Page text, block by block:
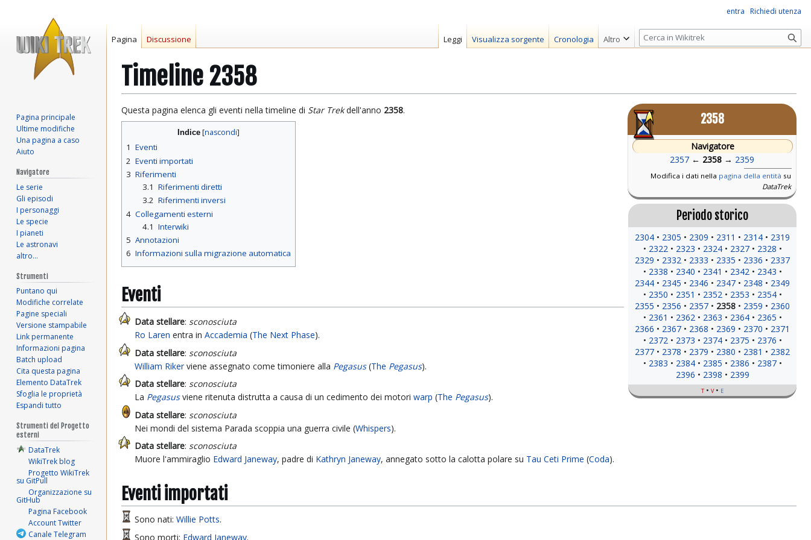
Timeline 2358
Vai
alla
Vai
alla
2358
Navigatore
2357 ← 2358 → 2359
Modifica i dati nella pagina della entità su
DataTrek
Periodo storico
2304 2305 2309 2311 2314
2319
2322
2323 2324 2327
2328
2329
2332 2333 2335 2336
2337
2338
2340 2341 2342
2343
2344
2345 2346 2347 2348
2349
2350
2351 2352 2353
2354
2355
2356 2357 2358 2359
2360
2361
2362 2363 2364
2365
2366
2367 2368 2369 2370
2371
2372
2373 2374 2375
2376
2377
2378 2379 2380 2381
2382
2383
2384 2385 2386
2387
2396
2398 2399
t v e
Questa pagina elenca gli eventi nella timeline di Star Trekdell'anno 2358.
Indice
1 Eventi
2 Eventi importati
3 Riferimenti
3.1 Riferimenti diretti
3.2 Riferimenti inversi
4 Collegamenti esterni
4.1 Interwiki
5 Annotazioni
6 Informazioni sulla migrazione automatica
Eventi
Data stellare: sconosciuta
Ro Laren entra inAccademia (The Next Phase).
Data stellare: sconosciuta
William Rikerviene assegnato come timoniere alla Pegasus(The Pegasus).
Data stellare: sconosciuta
La Pegasusviene ritenuta distrutta a causa di un cedimento dei motoriwarp (The Pegasus).
Data stellare: sconosciuta
Nei mondi del sistema Parada scoppia una guerra civile (Whispers).
Data stellare: sconosciuta
Muore l'ammiraglio Edward Janeway, padre di Kathryn Janeway, annegato sotto la calotta polare su Tau Ceti Prime (Coda).
Eventi importati
Sono nati:Willie Potts.
Sono morti: Edward Janeway.
entra Richiedi utenza
Pagina Discussione Leggi Visualizza sorgente Cronologia Altro
R
i
r
c
a
Pagina principale
Ultime modifiche
Una pagina a caso
Aiuto
Navigatore
Le serie
Gli episodi
I personaggi
Le specie
I pianeti
Le astronavi
altro…
Strumenti
Puntano qui
Modifiche correlate
Pagine speciali
Versione stampabile
Link permanente
Informazioni pagina
Batch upload
Cita questa pagina
Elemento DataTrek
Sfoglia le proprietà
Espandi tutto
Strumenti del Progetto
esterni
DataTrek
WikiTrek blog
Progetto WikiTrek
su GitPull
Organizzazione su
GitHub
Pagina Facebook
Account Twitter
Canale Telegram